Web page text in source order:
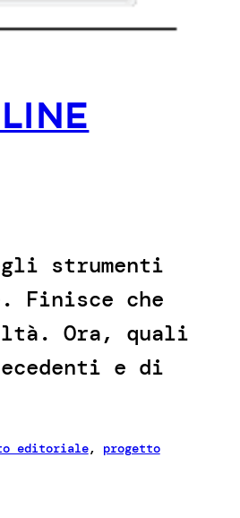
strumenti
Finisce che
Ora, quali
e di
editoriale, progetto